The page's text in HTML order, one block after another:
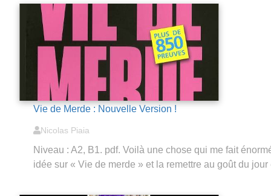
Vie de Merde : Nouvelle Version !
Nicolas Piaia
Niveau : A2, B1. pdf. Voilà une chose qui me fait
idée sur « Vie de merde » et la remettre au goût du